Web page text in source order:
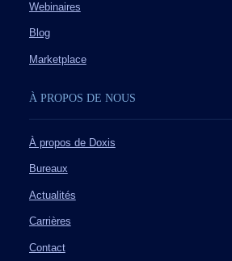
Webinaires
Blog
Marketplace
À PROPOS DE NOUS
À propos de Doxis
Bureaux
Actualités
Carrières
Contact